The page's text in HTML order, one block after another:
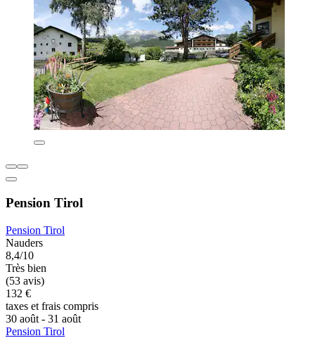
Pension Tirol
Pension Tirol
Nauders
8,4/10
Très bien
(53 avis)
132 €
taxes et frais compris
30 août - 31 août
Pension Tirol